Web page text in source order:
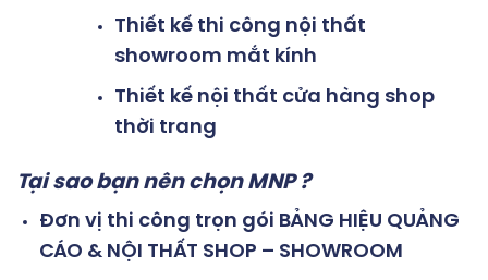
Thiết kế thi công nội thất
showroom mắt kính
Thiết kế nội thất cửa hàng shop
thời trang
Tại sao bạn nên chọn MNP ?
Đơn vị thi công trọn gói BẢNG HIỆU QUẢNG
CÁO & NỘI THẤT SHOP – SHOWROOM